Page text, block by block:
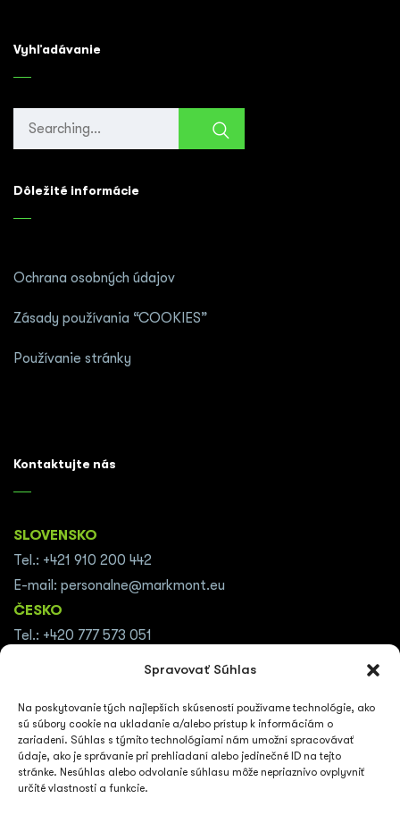
Spravovať Súhlas
Na poskytovanie tých najlepších skúseností používame technológie, ako
sú súbory cookie na ukladanie a/alebo prístup k informáciám o
zariadení. Súhlas s týmito technológiami nám umožní spracovávať
údaje, ako je správanie pri prehliadaní alebo jedinečné ID na tejto
stránke. Nesúhlas alebo odvolanie súhlasu môže nepriaznivo ovplyvniť
určité vlastnosti a funkcie.
Vyhľadávanie
Search
Dôležité informácie
Ochrana osobných údajov
Zásady používania “COOKIES”
Používanie stránky
Kontaktujte nás
SLOVENSKO
Tel.: +421 910 200 442
E-mail: personalne@markmont.eu
ČESKO
Tel.: +420 777 573 051
Tel.: +43 (0676) 375 1255
E-mail:thomas.wolter@markmont.at
NEMECKO
Tel.: +49 152 5903 3211